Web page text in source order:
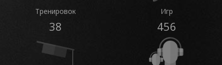
Тренировок
38
Игр
456